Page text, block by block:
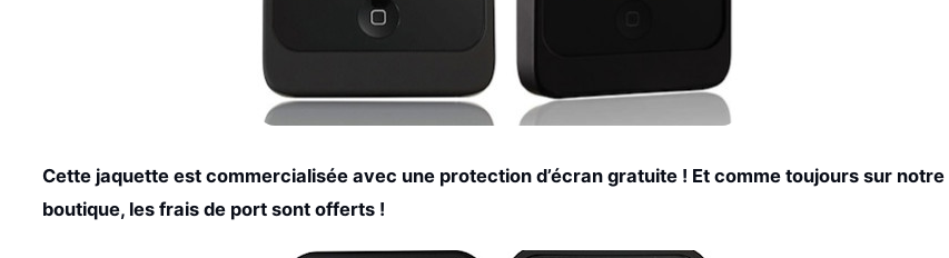
Cette jaquette est commercialisée avec une protection d’écran gratuite ! Et comme toujours sur notre
boutique, les frais de port sont offerts !